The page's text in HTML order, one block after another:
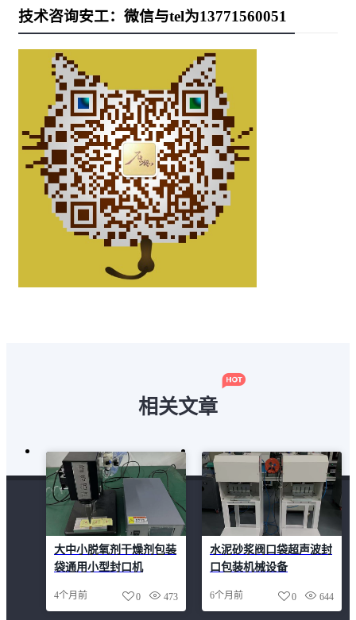
技术咨询安工：微信与tel为13771560051
相关文章
大中小脱氧剂干燥剂包装
袋通用小型封口机
4个月前 473
0
水泥砂浆阀口袋超声波封
口包装机械设备
6个月前 644
0